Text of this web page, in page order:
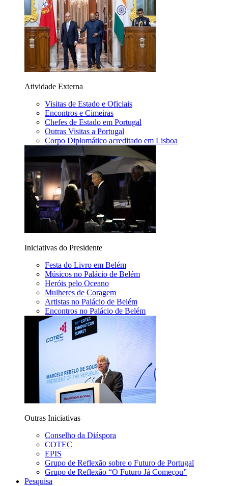
Atividade Externa
Visitas de Estado e Oficiais
Encontros e Cimeiras
Chefes de Estado em Portugal
Outras Visitas a Portugal
Corpo Diplomático acreditado em Lisboa
Iniciativas do Presidente
Festa do Livro em Belém
Músicos no Palácio de Belém
Heróis pelo Oceano
Mulheres de Coragem
Artistas no Palácio de Belém
Encontros no Palácio de Belém
Outras Iniciativas
Conselho da Diáspora
COTEC
EPIS
Grupo de Reflexão sobre o Futuro de Portugal
Grupo de Reflexão “O Futuro Já Começou”
Pesquisa